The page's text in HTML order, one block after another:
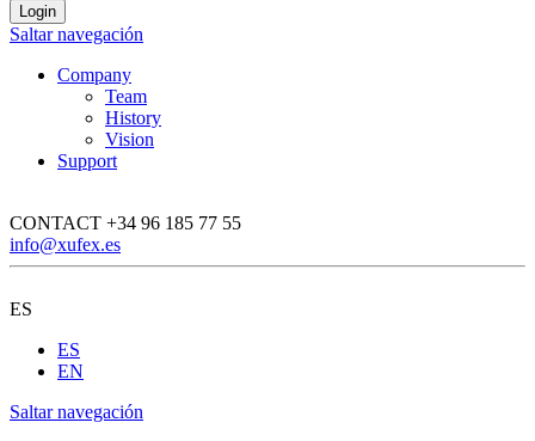
Saltar navegación
Company
Team
History
Vision
Support
CONTACT +34 96 185 77 55
info@xufex.es
ES
ES
EN
Saltar navegación